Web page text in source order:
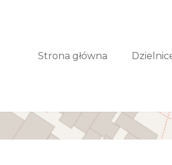
Strona główna